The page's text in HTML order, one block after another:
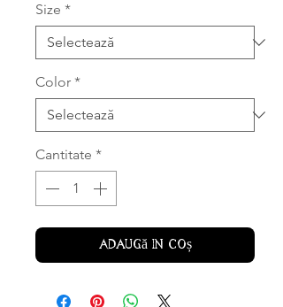
Size *
Color *
Cantitate *
Adaugă în coș